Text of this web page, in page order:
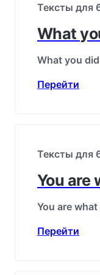
Тексты для
What
What you
Перейти
Тексты для
You are
You are
Перейти